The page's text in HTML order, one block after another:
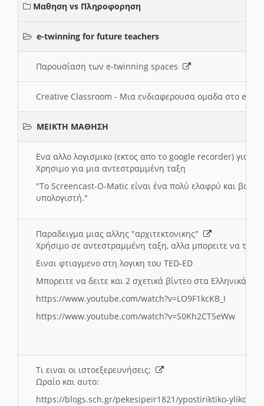
Μαθηση vs Πληροφορηση
e-twinning for future teachers
Παρουσίαση των e-twinning spaces
Creative Classroom - Μια ενδιαφερουσα ομαδα στο e-
ΜΕΙΚΤΗ ΜΑΘΗΣΗ
Ενα αλλο λογισμικο (εκτος απο το google recorder) για
Χρησιμο για μια αντεστραμμένη ταξη
"To Screencast-O-Matic είναι ένα πολύ ελαφρύ και
υπολογιστή."
Παραδειγμα μιας αλλης "αρχιτεκτονικης"
Χρήσιμο σε αντεστραμμένη ταξη, αλλα μπορειτε να το
Ειναι φτιαγμενο στη λογικη του TED-ED
Μπορειτε να δειτε και 2 σχετικά βίντεο στα Ελληνικά:
https://www.youtube.com/watch?v=LO9F1kcKB_I
https://www.youtube.com/watch?v=S0Kh2CT5eWw
Τι ειναι οι ιστοεξερευνήσεις;
Ωραίο και αυτο:
https://blogs.sch.gr/pekesipeir1821/ypostiriktiko-yliko/